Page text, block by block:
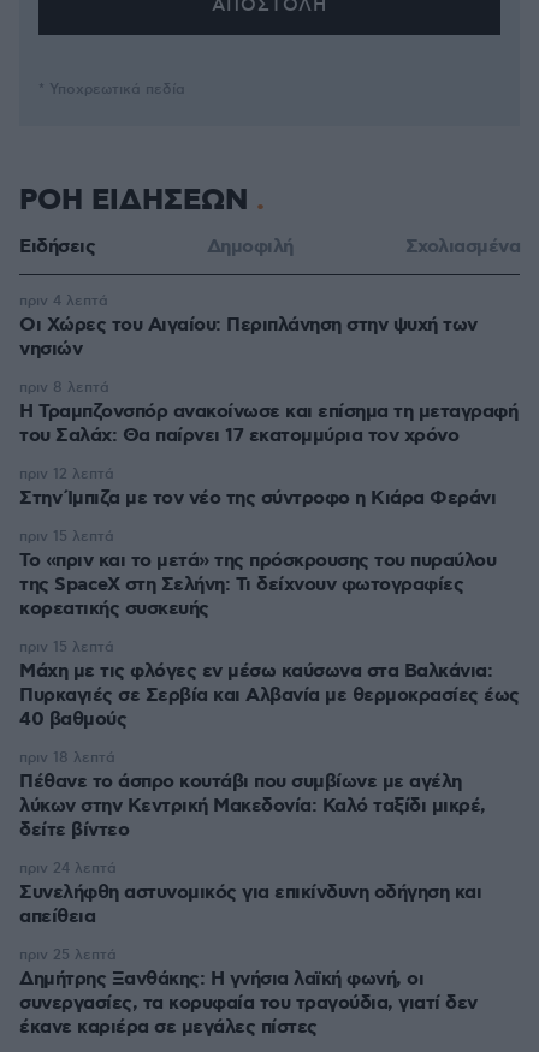
* Υποχρεωτικά πεδία
ΡΟΗ ΕΙΔΗΣΕΩΝ
Ειδήσεις Δημοφιλή Σχολιασμένα
Οι Xώρες του Αιγαίου: Περιπλάνηση στην ψυχή των
νησιών
πριν 4 λεπτά
Η Τραμπζονσπόρ ανακοίνωσε και επίσημα τη μεταγραφή
του Σαλάχ: Θα παίρνει 17 εκατομμύρια τον χρόνο
πριν 8 λεπτά
Στην Ίμπιζα με τον νέο της σύντροφο η Κιάρα Φεράνι
πριν 12 λεπτά
Το «πριν και το μετά» της πρόσκρουσης του πυραύλου
της SpaceX στη Σελήνη: Τι δείχνουν φωτογραφίες
κορεατικής συσκευής
πριν 15 λεπτά
Μάχη με τις φλόγες εν μέσω καύσωνα στα Βαλκάνια:
Πυρκαγιές σε Σερβία και Αλβανία με θερμοκρασίες έως
40 βαθμούς
πριν 15 λεπτά
Πέθανε το άσπρο κουτάβι που συμβίωνε με αγέλη
λύκων στην Κεντρική Μακεδονία: Καλό ταξίδι μικρέ,
δείτε βίντεο
πριν 18 λεπτά
Συνελήφθη αστυνομικός για επικίνδυνη οδήγηση και
απείθεια
πριν 24 λεπτά
Δημήτρης Ξανθάκης: Η γνήσια λαϊκή φωνή, οι
συνεργασίες, τα κορυφαία του τραγούδια, γιατί δεν
έκανε καριέρα σε μεγάλες πίστες
πριν 25 λεπτά